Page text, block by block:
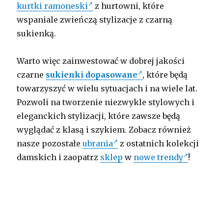
kurtki ramoneski
z hurtowni, które
wspaniale zwieńczą stylizacje z czarną
sukienką.
Warto więc zainwestować w dobrej jakości
czarne sukienki dopasowane , które będą
towarzyszyć w wielu sytuacjach i na wiele lat.
Pozwoli na tworzenie niezwykle stylowych i
eleganckich stylizacji, które zawsze będą
wyglądać z klasą i szykiem. Zobacz również
nasze pozostałeubrania
z ostatnich kolekcji
damskich i zaopatrz sklep w nowe trendy !